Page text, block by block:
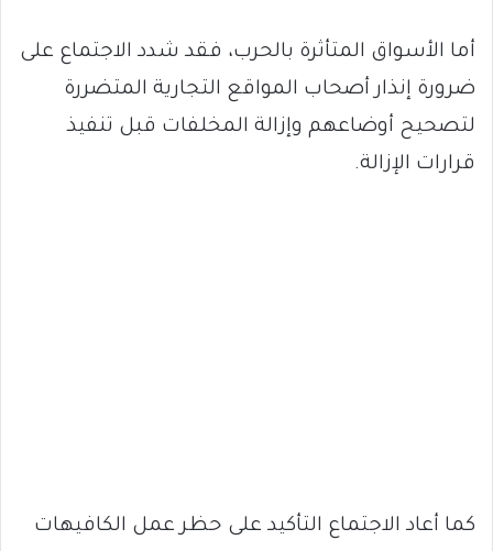
أما الأسواق المتأثرة بالحرب، فقد شدد الاجتماع على
ضرورة إنذار أصحاب المواقع التجارية المتضررة
لتصحيح أوضاعهم وإزالة المخلفات قبل تنفيذ
قرارات الإزالة.
كما أعاد الاجتماع التأكيد على حظر عمل الكافيهات